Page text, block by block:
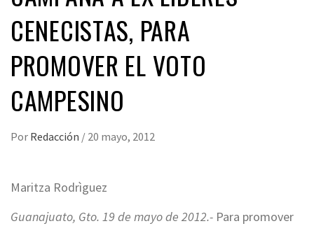
CENECISTAS, PARA
PROMOVER EL VOTO
CAMPESINO
Por Redacción / 20 mayo, 2012
Maritza Rodrìguez
Guanajuato, Gto. 19 de mayo de 2012.- Para promover